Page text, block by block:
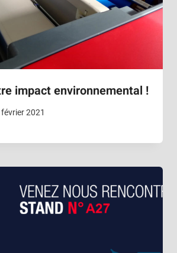
impact environnemental !
2021